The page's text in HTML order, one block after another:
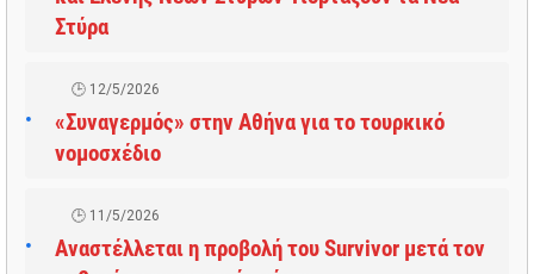
Στύρα
12/5/2026
«Συναγερμός» στην Αθήνα για το τουρκικό
νομοσχέδιο
11/5/2026
Αναστέλλεται η προβολή του Survivor μετά τον